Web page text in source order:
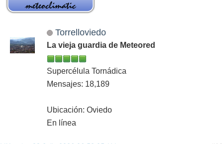
Torrelloviedo
La vieja guardia de Meteored
Supercélula Tornádica
Mensajes: 18,189
Ubicación: Oviedo
En línea